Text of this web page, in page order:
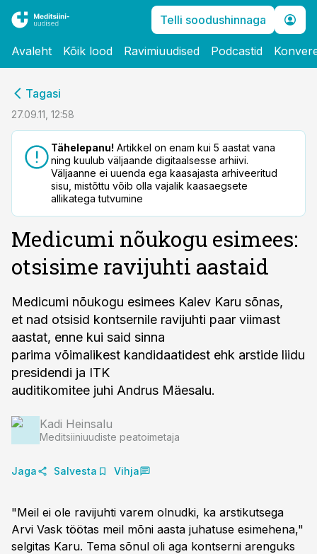
Telli soodushinnaga
Avaleht Kõik lood Ravimiuudised Podcastid
Tagasi
27.09.11, 12:58
Tähelepanu! Artikkel on enam kui 5 aastat vana
ning kuulub väljaande digitaalsesse arhiivi.
Väljaanne ei uuenda ega kaasajasta arhiveeritud
sisu, mistõttu võib olla vajalik kaasaegsete
allikatega tutvumine
Medicumi nõukogu esimees:
otsisime ravijuhti aastaid
Medicumi nõukogu esimees Kalev Karu sõnas,
et nad otsisid kontsernile ravijuhti paar viimast
aastat, enne kui said sinna
parima võimalikest kandidaatidest ehk arstide liidu
presidendi ja ITK
auditikomitee juhi Andrus Mäesalu.
Kadi Heinsalu
Meditsiiniuudiste peatoimetaja
Jaga Salvesta Vihja
"Meil ei ole ravijuhti varem olnudki, ka arstikutsega
Arvi Vask töötas meil mõni aasta juhatuse esimehena,"
selgitas Karu. Tema sõnul oli aga kontserni arenguks